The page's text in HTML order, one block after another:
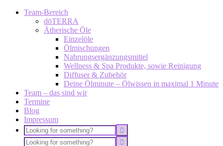
Team-Bereich
dōTERRA
Ätherische Öle
Einzelöle
Ölmischungen
Nahrungsergänzungsmittel
Wellness & Spa Produkte, sowie Reinigung
Diffuser & Zubehör
Deine Ölminute – Ölwissen in maximal 1 Minute
Team – das sind wir
Termine
Blog
Impressum